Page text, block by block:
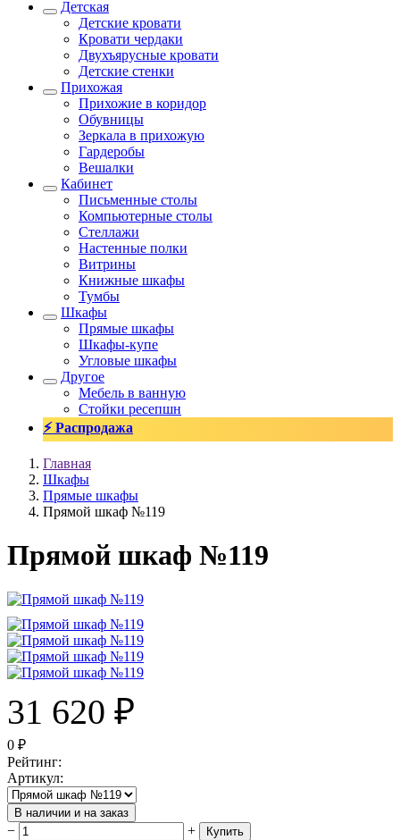
Детская
Детские кровати
Кровати чердаки
Двухъярусные кровати
Детские стенки
Прихожая
Прихожие в коридор
Обувницы
Зеркала в прихожую
Гардеробы
Вешалки
Кабинет
Письменные столы
Компьютерные столы
Стеллажи
Настенные полки
Витрины
Книжные шкафы
Тумбы
Шкафы
Прямые шкафы
Шкафы-купе
Угловые шкафы
Другое
Мебель в ванную
Стойки ресепшн
⚡ Распродажа
Главная
Шкафы
Прямые шкафы
Прямой шкаф №119
Прямой шкаф №119
31 620 ₽
0 ₽
Рейтинг:
Артикул:
В наличии и на заказ
− +
Купить